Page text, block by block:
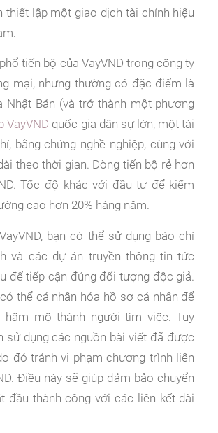
thiết lập một giao dịch tài chính hiệu
tiến bộ của VayVND trong công ty
mại, nhưng thường có đặc điểm là
Nhật Bản (và trở thành một phương
VayVND quốc gia dân sự lớn, một tài
bằng chứng nghề nghiệp, cùng với
theo thời gian. Dòng tiến bộ rẻ hơn
Tốc độ khác với đầu tư để kiếm
cao hơn 20% hàng năm.
bạn có thể sử dụng báo chí
và các dự án truyền thông tin tức
để tiếp cận đúng đối tượng độc giả.
thể cá nhân hóa hồ sơ cá nhân để
hâm mộ thành người tìm việc. Tuy
sử dụng các nguồn bài viết đã được
đó tránh vi phạm chương trình liên
Điều này sẽ giúp đảm bảo chuyển
đầu thành công với các liên kết dài